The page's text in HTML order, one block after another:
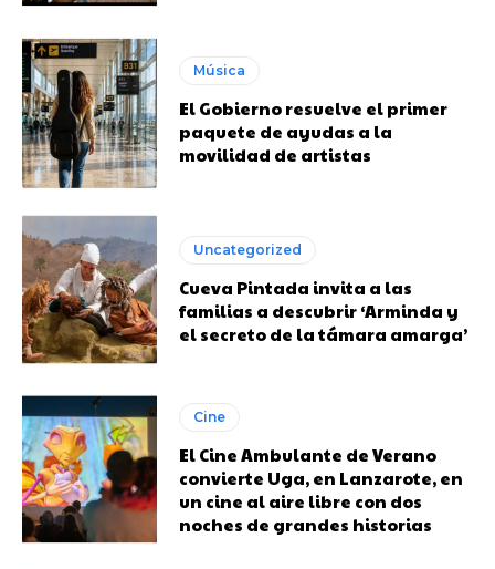
Música
El Gobierno resuelve el primer
paquete de ayudas a la
movilidad de artistas
Uncategorized
Cueva Pintada invita a las
familias a descubrir ‘Arminda y
el secreto de la támara amarga’
Cine
El Cine Ambulante de Verano
convierte Uga, en Lanzarote, en
un cine al aire libre con dos
noches de grandes historias